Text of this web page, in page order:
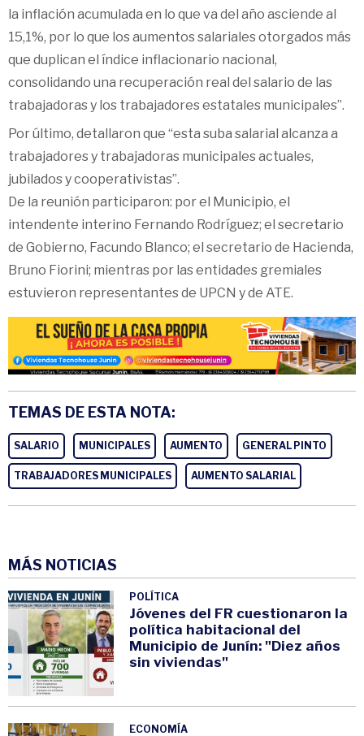
la inflación acumulada en lo que va del año asciende al
15,1%, por lo que los aumentos salariales otorgados más
que duplican el índice inflacionario nacional,
consolidando una recuperación real del salario de las
trabajadoras y los trabajadores estatales municipales”.
Por último, detallaron que “esta suba salarial alcanza a
trabajadores y trabajadoras municipales actuales,
jubilados y cooperativistas”.
De la reunión participaron: por el Municipio, el
intendente interino Fernando Rodríguez; el secretario
de Gobierno, Facundo Blanco; el secretario de Hacienda,
Bruno Fiorini; mientras por las entidades gremiales
estuvieron representantes de UPCN y de ATE.
TEMAS DE ESTA NOTA:
SALARIO MUNICIPALES AUMENTO GENERAL PINTO
TRABAJADORES MUNICIPALES AUMENTO SALARIAL
MÁS NOTICIAS
POLÍTICA
Jóvenes del FR cuestionaron la
política habitacional del
Municipio de Junín: "Diez años
sin viviendas"
ECONOMÍA